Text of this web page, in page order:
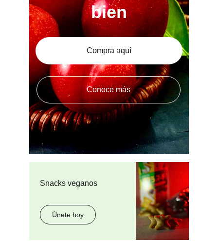
bien
Conoce más
Compra aquí
Snacks veganos
Únete hoy